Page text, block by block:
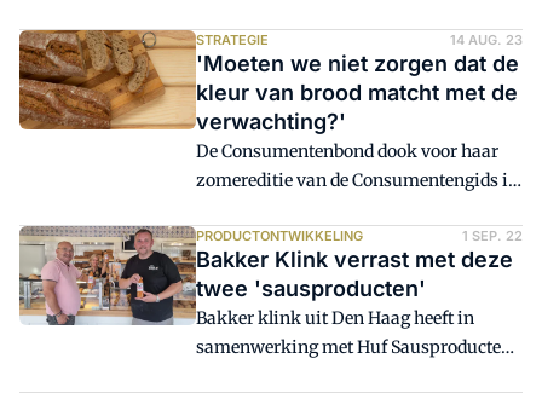
een postzegel met broodgeur op de
markt gebracht.
STRATEGIE 14 AUG. 23
'Moeten we niet zorgen dat de
kleur van brood matcht met de
verwachting?'
De Consumentenbond dook voor haar
zomereditie van de Consumentengids in
Conclusie: 'Donker stokbrood is vaak
wit.' Aanleiding voor het NBC om de
sector een vraag te stellen, die raakt aan
eerdere discussies over transparantie en
duidelijkheid.
PRODUCTONTWIKKELING 1 SEP. 22
Bakker Klink verrast met deze
twee 'sausproducten'
Bakker klink uit Den Haag heeft in
samenwerking met Huf Sausproducten